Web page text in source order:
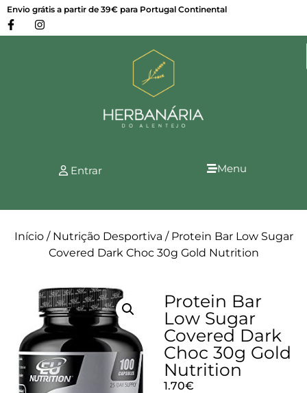
Envio grátis a partir de 39€ para Portugal Continental
Entrar Menu
Início/ Nutrição Desportiva / Protein Bar Low Sugar
Covered Dark Choc 30g Gold Nutrition
Protein Bar
Low Sugar
Covered Dark
Choc 30g Gold
Nutrition
1.70€